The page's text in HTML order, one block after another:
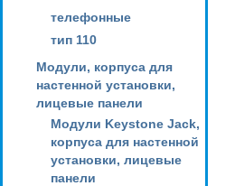
телефонные
тип 110
Модули, корпуса для
настенной установки,
лицевые панели
Модули Keystone Jack,
корпуса для настенной
установки, лицевые
панели